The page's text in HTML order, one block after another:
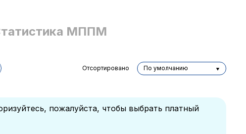
МППМ
Отсортировано По умолчанию
пожалуйста, чтобы выбрать платный